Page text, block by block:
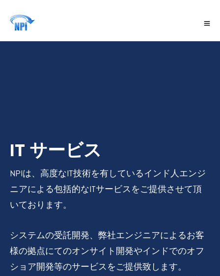
IT サービス
NPIは、高度なIT技術を有しているインド人エンジ
ニアによる包括的なITサービスをご提供させて頂
いております。
システムの受託開発、弊社エンジニアによるお客
様の拠点にてのオンサイト開発やインドでのオフ
ショア開発等のサービスをご提供致します。